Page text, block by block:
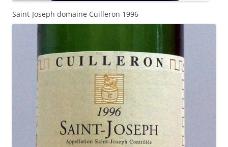
Saint-Joseph domaine Cuilleron 1996